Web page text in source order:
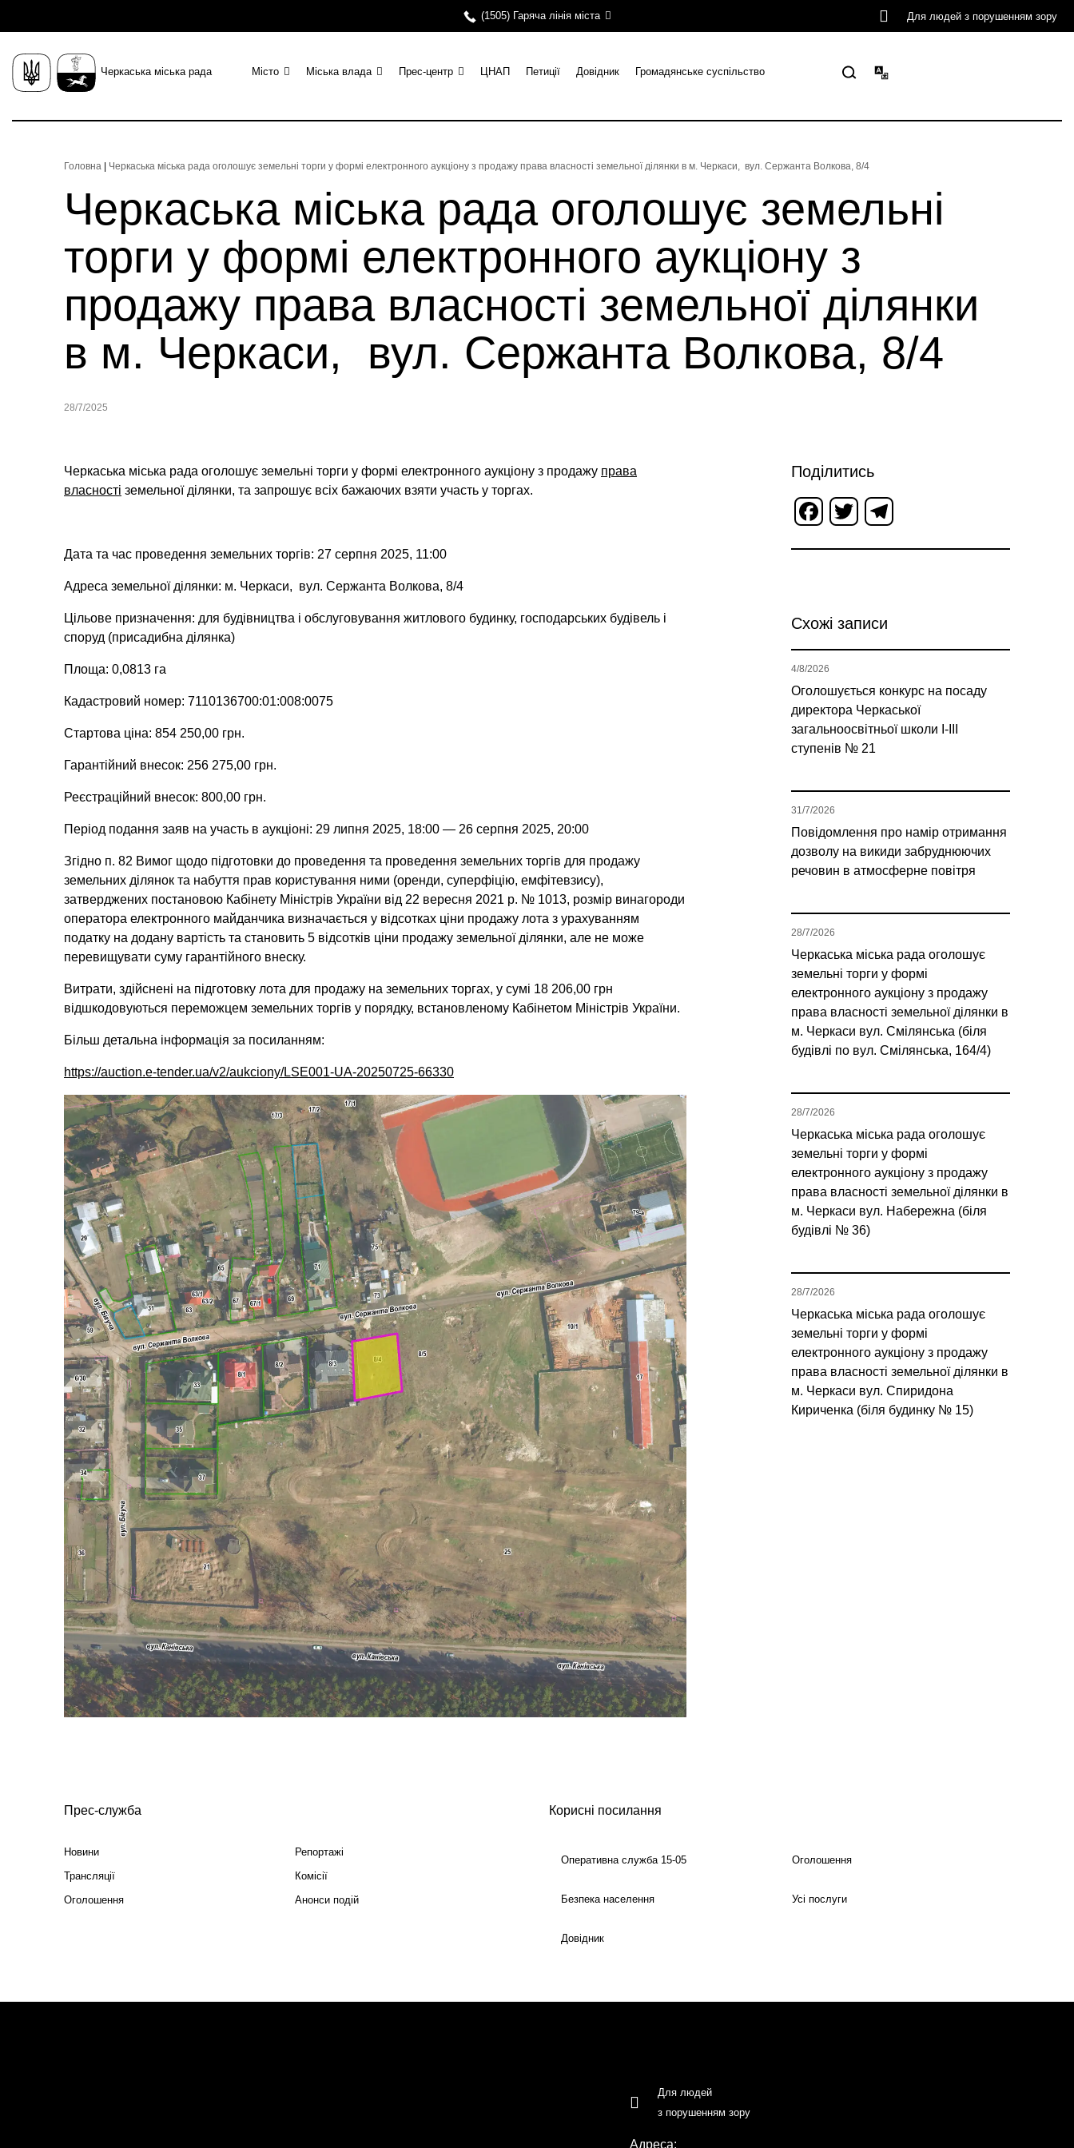
(1505) Гаряча лінія міста Для людей з порушенням зору
Черкаська міська рада Місто Міська влада Прес-центр ЦНАП Петиції Довідник Громадянське суспільство
Головна Черкаська міська рада оголошує земельні торги у формі електронного аукціону з продажу права власності земельної ділянки в м. Черкаси, вул. Сержанта Волкова, 8/4
Черкаська міська рада оголошує земельні
торги у формі електронного аукціону з
продажу права власності земельної ділянки
в м. Черкаси, вул. Сержанта Волкова, 8/4
28/7/2025
Черкаська міська рада оголошує земельні торги у формі електронного аукціону з продажу права
власності земельної ділянки, та запрошує всіх бажаючих взяти участь у торгах.
Дата та час проведення земельних торгів: 27 серпня 2025, 11:00
Адреса земельної ділянки: м. Черкаси, вул. Сержанта Волкова, 8/4
Цільове призначення: для будівництва і обслуговування житлового будинку, господарських будівель і
споруд (присадибна ділянка)
Площа: 0,0813 га
Кадастровий номер: 7110136700:01:008:0075
Стартова ціна: 854 250,00 грн.
Гарантійний внесок: 256 275,00 грн.
Реєстраційний внесок: 800,00 грн.
Період подання заяв на участь в аукціоні: 29 липня 2025, 18:00 — 26 серпня 2025, 20:00
Згідно п. 82 Вимог щодо підготовки до проведення та проведення земельних торгів для продажу
земельних ділянок та набуття прав користування ними (оренди, суперфіцію, емфітевзису),
затверджених постановою Кабінету Міністрів України від 22 вересня 2021 р. № 1013, розмір винагороди
оператора електронного майданчика визначається у відсотках ціни продажу лота з урахуванням
податку на додану вартість та становить 5 відсотків ціни продажу земельної ділянки, але не може
перевищувати суму гарантійного внеску.
Витрати, здійснені на підготовку лота для продажу на земельних торгах, у сумі 18 206,00 грн
відшкодовуються переможцем земельних торгів у порядку, встановленому Кабінетом Міністрів України.
Більш детальна інформація за посиланням:
https://auction.e-tender.ua/v2/aukciony/LSE001-UA-20250725-66330
Поділитись
Facebook
Twitter
Схожі записи
Оголошується конкурс на посаду
директора Черкаської
загальноосвітньої школи І-ІІІ
ступенів № 21
4/8/2026
Повідомлення про намір отримання
дозволу на викиди забруднюючих
речовин в атмосферне повітря
31/7/2026
Черкаська міська рада оголошує
земельні торги у формі
електронного аукціону з продажу
права власності земельної ділянки в
м. Черкаси вул. Смілянська (біля
будівлі по вул. Смілянська, 164/4)
28/7/2026
Черкаська міська рада оголошує
земельні торги у формі
електронного аукціону з продажу
права власності земельної ділянки в
м. Черкаси вул. Набережна (біля
будівлі № 36)
28/7/2026
Черкаська міська рада оголошує
земельні торги у формі
електронного аукціону з продажу
права власності земельної ділянки в
м. Черкаси вул. Спиридона
Кириченка (біля будинку № 15)
28/7/2026
Прес-служба
Новини
Репортажі
Трансляції
Комісії
Оголошення
Анонси подій
Корисні посилання
Оперативна служба 15-05 Оголошення
Безпека населення Усі послуги
Довідник
Для людей
з порушенням зору
Адреса: